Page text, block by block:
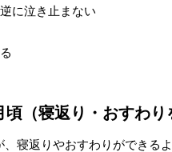
に泣き止まない
（寝返り・おすわり
、寝返りやおすわりができる